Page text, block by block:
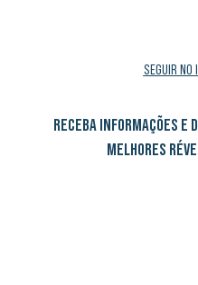
SEGUIR NO
RECEBA INFORMAÇÕES E
MELHORES